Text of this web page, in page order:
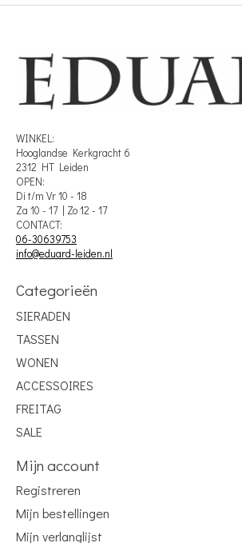
WINKEL:
Hooglandse Kerkgracht 6
2312 HT Leiden
OPEN:
Di t/m Vr 10 - 18
Za 10 - 17 | Zo 12 - 17
CONTACT:
06-30639753
info@eduard-leiden.nl
Categorieën
SIERADEN
TASSEN
WONEN
ACCESSOIRES
FREITAG
SALE
Mijn account
Registreren
Mijn bestellingen
Mijn verlanglijst